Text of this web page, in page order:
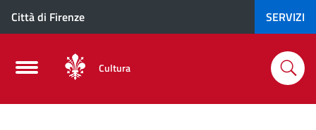
Città di Firenze SERVIZI
Cultura